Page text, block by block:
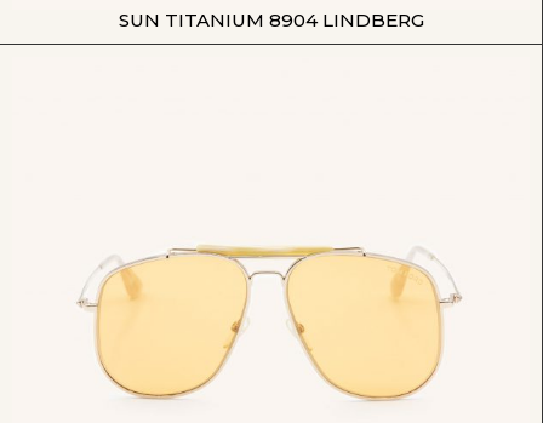
SUN TITANIUM 8904 LINDBERG